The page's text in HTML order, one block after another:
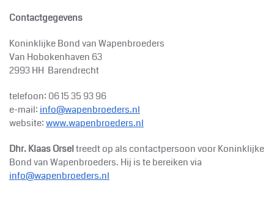
Contactgegevens
KoninklijkeBond van Wapenbroeders
Van Hobokenhaven 63
2993 HH Barendrecht
telefoon: 06 15 35 93 96
e-mail: info@wapenbroeders.nl
website:www.wapenbroeders.nl
Dhr. Klaas Orseltreedt op als contactpersoon voor Koninklijke
Bond van Wapenbroeders. Hij is te bereiken via
info@wapenbroeders.nl